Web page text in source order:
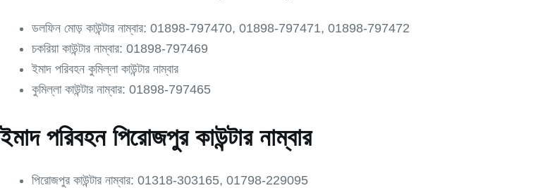
ডলফিন মোড় কাউন্টার নাম্বার: 01898-797470, 01898-797471, 01898-797472
চকরিয়া কাউন্টার নাম্বার: 01898-797469
ইমাদ পরিবহন কুমিল্লা কাউন্টার নাম্বার
কুমিল্লা কাউন্টার নাম্বার: 01898-797465
ইমাদ পরিবহন পিরোজপুর কাউন্টার নাম্বার
পিরোজপুর কাউন্টার নাম্বার: 01318-303165, 01798-229095